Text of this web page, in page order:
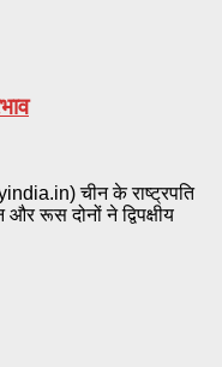
) चीन के राष्ट्रपति
रूस दोनों ने द्विपक्षीय